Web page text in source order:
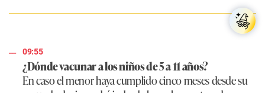
09:55
¿Dónde vacunar a los niños de 5 a 11 años?
En caso el menor haya cumplido cinco meses desde su